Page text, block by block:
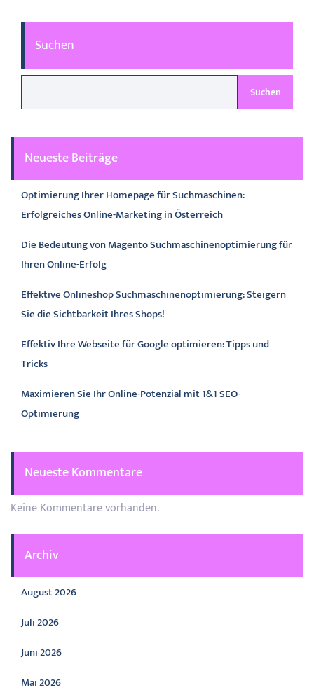
Suchen
Suchen
Neueste Beiträge
Optimierung Ihrer Homepage für Suchmaschinen:
Erfolgreiches Online-Marketing in Österreich
Die Bedeutung von Magento Suchmaschinenoptimierung für
Ihren Online-Erfolg
Effektive Onlineshop Suchmaschinenoptimierung: Steigern
Sie die Sichtbarkeit Ihres Shops!
Effektiv Ihre Webseite für Google optimieren: Tipps und
Tricks
Maximieren Sie Ihr Online-Potenzial mit 1&1 SEO-
Optimierung
Neueste Kommentare
Keine Kommentare vorhanden.
Archiv
August 2026
Juli 2026
Juni 2026
Mai 2026